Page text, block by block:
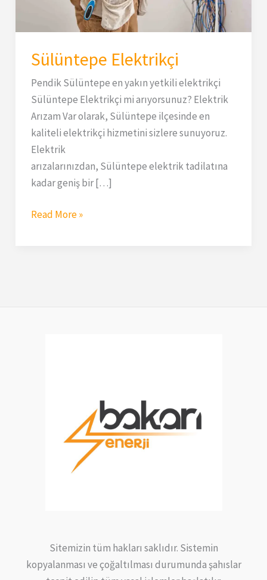
Sülüntepe Elektrikçi
Pendik Sülüntepe en yakın yetkili elektrikçi
Sülüntepe Elektrikçi mi arıyorsunuz? Elektrik
Arızam Var olarak, Sülüntepe ilçesinde en
kaliteli elektrikçi hizmetini sizlere sunuyoruz.
Elektrik
arızalarınızdan, Sülüntepe elektrik tadilatına
kadar geniş bir […]
Read More »
Sitemizin tüm hakları saklıdır. Sistemin
kopyalanması ve çoğaltılması durumunda şahıslar